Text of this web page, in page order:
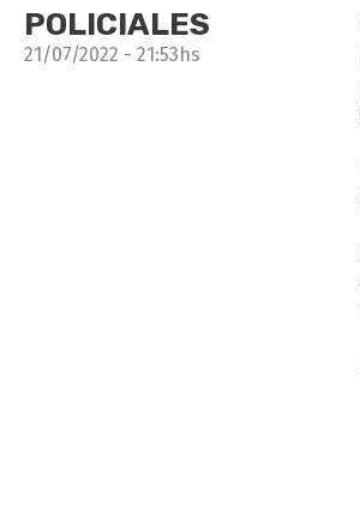
POLICIALES
21/07/2022 - 21:53hs